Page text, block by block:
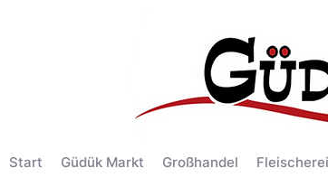
Start Güdük Markt Großhandel Fleischerei